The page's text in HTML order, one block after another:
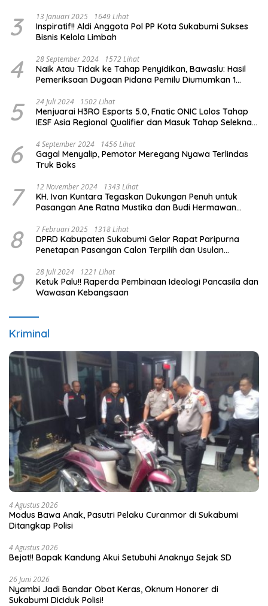
3 13 Januari 2025 1649 Lihat
Inspiratif!! Aldi Anggota Pol PP Kota Sukabumi Sukses
Bisnis Kelola Limbah
4 28 September 2024 1572 Lihat
Naik Atau Tidak ke Tahap Penyidikan, Bawaslu: Hasil
Pemeriksaan Dugaan Pidana Pemilu Diumumkan 1
5 24 Juli 2024 1502 Lihat
Menjuarai H3RO Esports 5.0, Fnatic ONIC Lolos Tahap
IESF Asia Regional Qualifier dan Masuk Tahap Seleknas
6 4 September 2024 1456 Lihat
Gagal Menyalip, Pemotor Meregang Nyawa Terlindas
Truk Boks
7 12 November 2024 1343 Lihat
KH. Ivan Kuntara Tegaskan Dukungan Penuh untuk
Pasangan Ane Ratna Mustika dan Budi Hermawan
8 7 Februari 2025 1318 Lihat
DPRD Kabupaten Sukabumi Gelar Rapat Paripurna
Penetapan Pasangan Calon Terpilih dan Usulan
9 28 Juli 2024 1221 Lihat
Ketuk Palu!! Raperda Pembinaan Ideologi Pancasila dan
Wawasan Kebangsaan
Kriminal
4 Agustus 2026
Modus Bawa Anak, Pasutri Pelaku Curanmor di Sukabumi
Ditangkap Polisi
4 Agustus 2026
Bejat!! Bapak Kandung Akui Setubuhi Anaknya Sejak SD
26 Juni 2026
Nyambi Jadi Bandar Obat Keras, Oknum Honorer di
Sukabumi Diciduk Polisi!